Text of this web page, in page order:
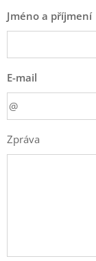
Jméno a příjmení
E-mail
Zpráva